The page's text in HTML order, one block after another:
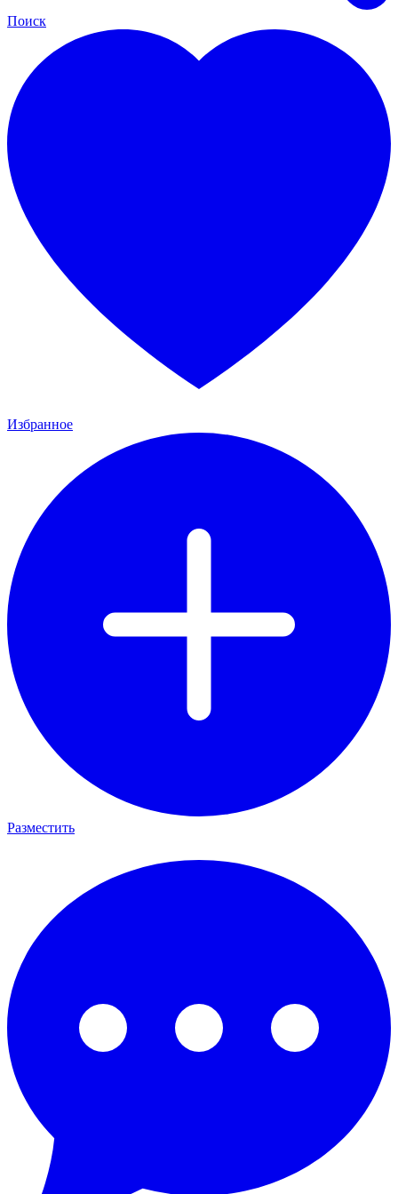
Поиск
Избранное
Разместить